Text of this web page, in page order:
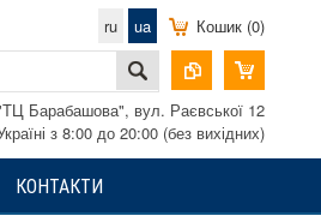
Кошик (0)
ru ua
Барабашова", вул. Раєвської 12
з 8:00 до 20:00 (без вихідних)
КОНТАКТИ